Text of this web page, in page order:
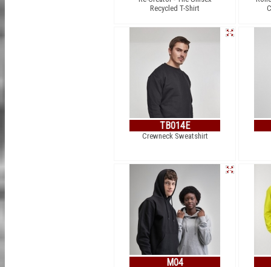
Recycled T-Shirt
TB014E
Crewneck Sweatshirt
M04